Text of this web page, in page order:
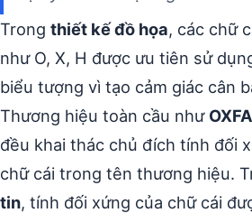
Trong thiết kế đồ họa, các chữ
như O, X, H được ưu tiên sử
biểu tượng vì tạo cảm giác cân
Thương hiệu toàn cầu như
đều khai thác chủ đích tính đối
chữ cái trong tên thương hiệu.
tin, tính đối xứng của chữ cái